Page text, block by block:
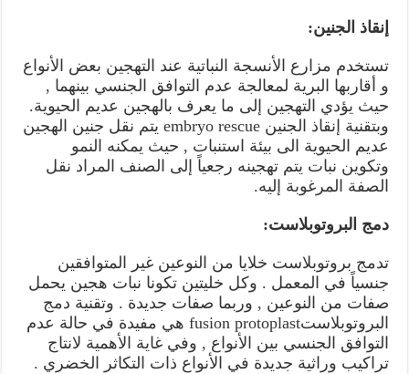
إنقاذ الجنين:
تستخدم مزارع الأنسجة النباتية عند التهجين بعض الأنواع
و أقاربها البرية لمعالجة عدم التوافق الجنسي بينهما ,
حيث يؤدي التهجين إلى ما يعرف بالهجين عديم الحيوية.
وبتقنية إنقاذ الجنين embryo rescue يتم نقل جنين الهجين
عديم الحيوية الى بيئة استنبات , حيث يمكنه النمو
وتكوين نبات يتم تهجينه رجعياً إلى الصنف المراد نقل
الصفة المرغوبة إليه.
دمج البروتوبلاست:
تدمج بروتوبلاست خلايا من النوعين غير المتوافقين
جنسياً في المعمل . وكل خليتين تكونا نبات هجين يحمل
صفات من النوعين , وربما صفات جديدة . وتقنية دمج
البروتوبلاستfusion protoplast هي مفيدة في حالة عدم
التوافق الجنسي بين الأنواع , وفي غاية الأهمية لانتاج
تراكيب وراثية جديدة في الأنواع ذات التكاثر الخضري .